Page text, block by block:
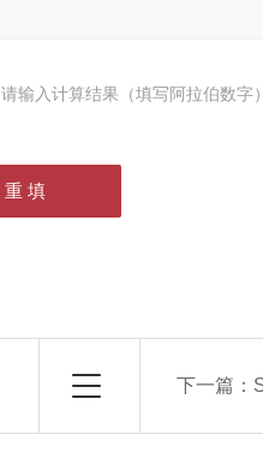
请输入计算结果（填写阿拉伯数字
下一篇：